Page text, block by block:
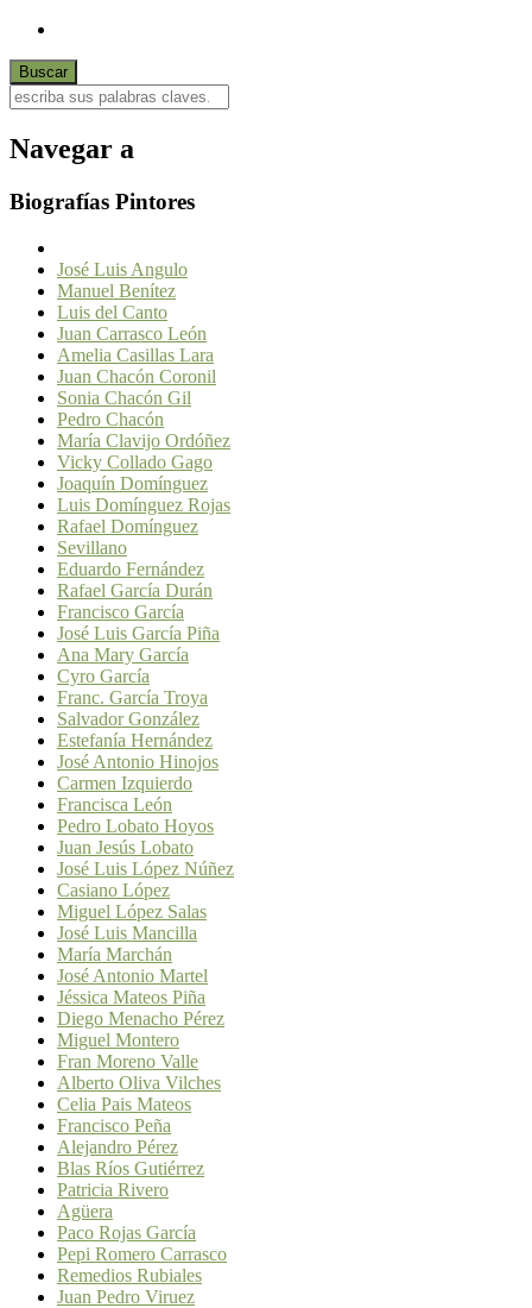
Navegar a
Biografías Pintores
José Luis Angulo
Manuel Benítez
Luis del Canto
Juan Carrasco León
Amelia Casillas Lara
Juan Chacón Coronil
Sonia Chacón Gil
Pedro Chacón
María Clavijo Ordóñez
Vicky Collado Gago
Joaquín Domínguez
Luis Domínguez Rojas
Rafael Domínguez
Sevillano
Eduardo Fernández
Rafael García Durán
Francisco García
José Luis García Piña
Ana Mary García
Cyro García
Franc. García Troya
Salvador González
Estefanía Hernández
José Antonio Hinojos
Carmen Izquierdo
Francisca León
Pedro Lobato Hoyos
Juan Jesús Lobato
José Luis López Núñez
Casiano López
Miguel López Salas
José Luis Mancilla
María Marchán
José Antonio Martel
Jéssica Mateos Piña
Diego Menacho Pérez
Miguel Montero
Fran Moreno Valle
Alberto Oliva Vilches
Celia Pais Mateos
Francisco Peña
Alejandro Pérez
Blas Ríos Gutiérrez
Patricia Rivero
Agüera
Paco Rojas García
Pepi Romero Carrasco
Remedios Rubiales
Juan Pedro Viruez